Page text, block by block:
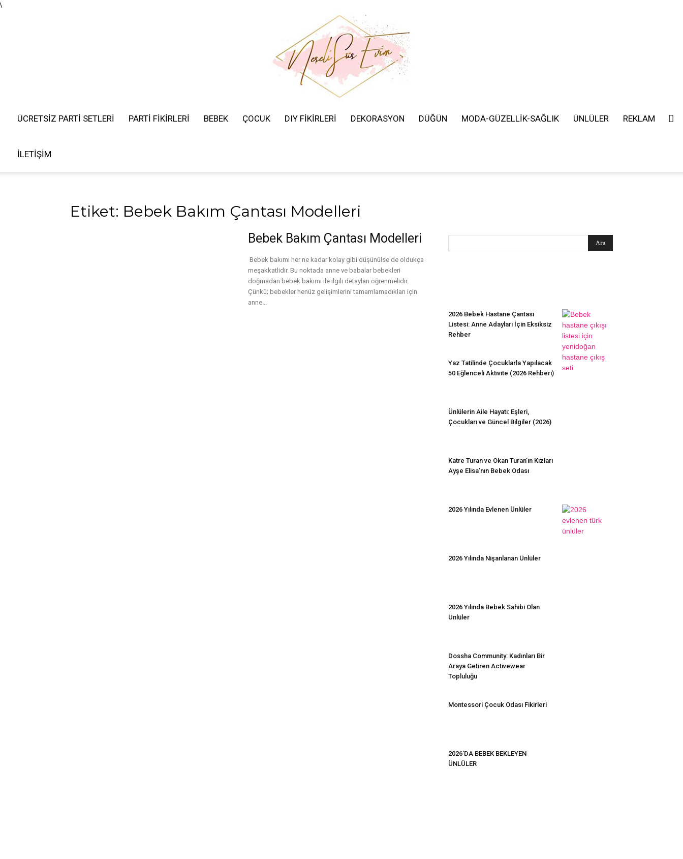
\
Evim
ÜCRETSIZ PARTI SETLERI PARTİ FİKİRLERİ BEBEK ÇOCUK DIY FİKİRLERİ DEKORASYON DÜĞÜN MODA-GÜZELLİK-SAĞLIK ÜNLÜLER REKLAM
İLETIŞIM
Etiket: Bebek Bakım Çantası Modelleri
Bebek Bakım Çantası Modelleri
Bebek bakımı her ne kadar kolay gibi düşünülse de oldukça
meşakkatlidir. Bu noktada anne ve babalar bebekleri
doğmadan bebek bakımı ile ilgili detayları öğrenmelidir.
Çünkü; bebekler henüz gelişimlerini tamamlamadıkları için
anne...
2026 Bebek Hastane Çantası
Listesi: Anne Adayları İçin Eksiksiz
Rehber
Yaz Tatilinde Çocuklarla Yapılacak
50 Eğlenceli Aktivite (2026 Rehberi)
Ünlülerin Aile Hayatı: Eşleri,
Çocukları ve Güncel Bilgiler (2026)
Katre Turan ve Okan Turan’ın Kızları
Ayşe Elisa’nın Bebek Odası
2026 Yılında Evlenen Ünlüler
2026 Yılında Nişanlanan Ünlüler
2026 Yılında Bebek Sahibi Olan
Ünlüler
Dossha Community: Kadınları Bir
Araya Getiren Activewear
Topluluğu
Montessori Çocuk Odası Fikirleri
2026’DA BEBEK BEKLEYEN
ÜNLÜLER